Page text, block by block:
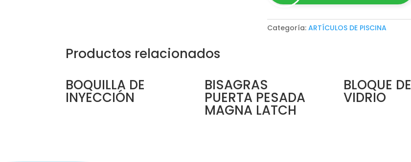
Categoría:ARTÍCULOS DE PISCINA
Productos relacionados
BOQUILLA DE
INYECCIÓN
BISAGRAS
PUERTA PESADA
MAGNA LATCH
BLOQUE DE
VIDRIO